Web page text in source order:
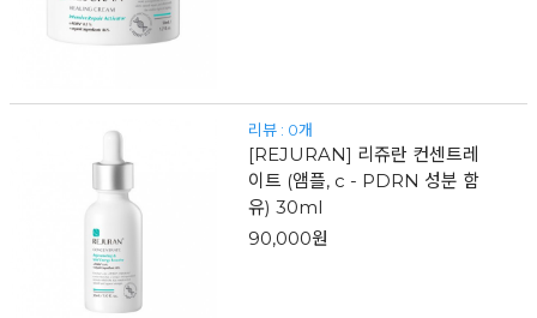
리뷰 : 0개
[REJURAN] 리쥬란 컨센트레
이트 (앰플, c - PDRN 성분 함
유) 30ml
90,000원